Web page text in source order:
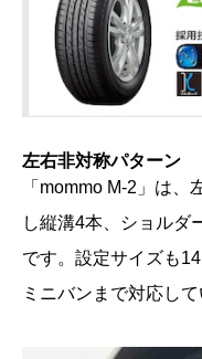
左右非対称パターン
「mommo M-2」は
し縦溝4本、ショルダ
です。設定サイズも
ミニバンまで対応して